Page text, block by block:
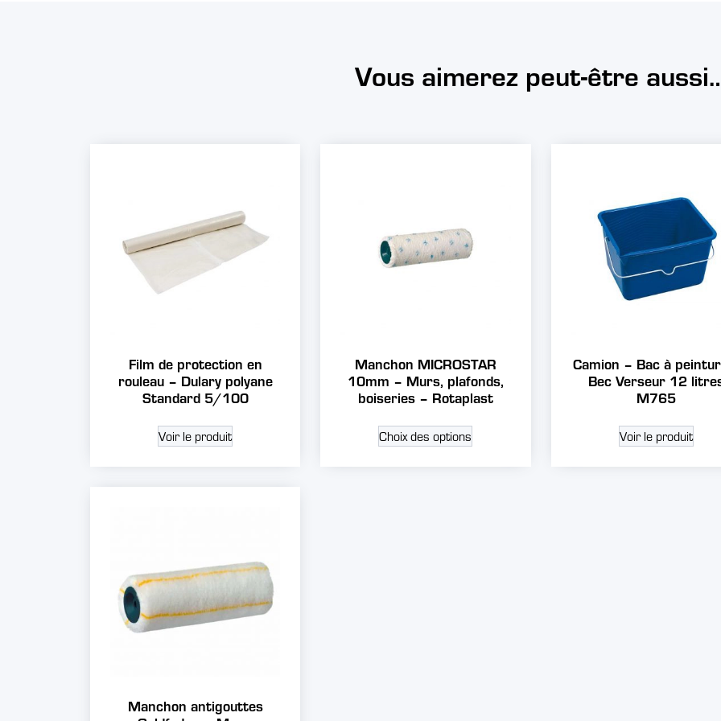
Vous aimerez peut-être
Film de protection en
rouleau – Dulary polyane
Standard 5/100
Voir le produit
Manchon MICROSTAR
10mm – Murs, plafonds,
boiseries – Rotaplast
Choix des options
Camion – Bac à
Bec Verseur 12
M765
Voir le produit
Manchon antigouttes